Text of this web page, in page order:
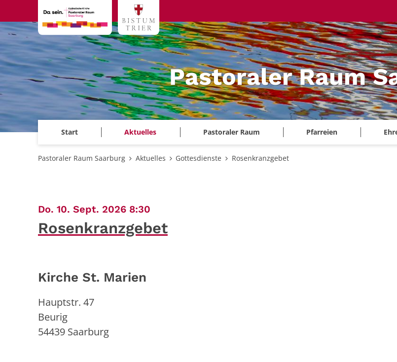
Zum Inhalt springen
Pastoraler Raum
Start Aktuelles Pastoraler Raum Pfarreien
Pastoraler Raum Saarburg Aktuelles Gottesdienste Rosenkranzgebet
Do. 10. Sept. 2026 8:30
Rosenkranzgebet
Kirche St. Marien
Hauptstr. 47
Beurig
54439 Saarburg